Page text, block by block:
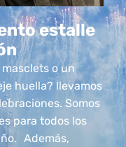
estalle
o un
huella? llevamos
Somos
para todos los
Además,